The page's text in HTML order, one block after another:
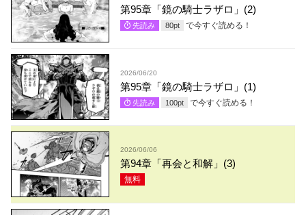
第95章「鏡の騎士ラザロ」(2)
先読み 80pt で今すぐ読める！
2026/06/20
第95章「鏡の騎士ラザロ」(1)
先読み 100pt で今すぐ読める！
2026/06/06
第94章「再会と和解」(3)
無料